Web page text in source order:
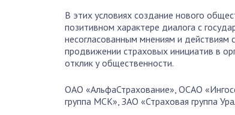
В этих условиях создание нового
позитивном характере диалога с
несогласованным мнениям и действиям
продвижении страховых инициатив в
отклик у общественности.
ОАО «АльфаСтрахование», ОСАО
группа МСК», ЗАО «Страховая группа